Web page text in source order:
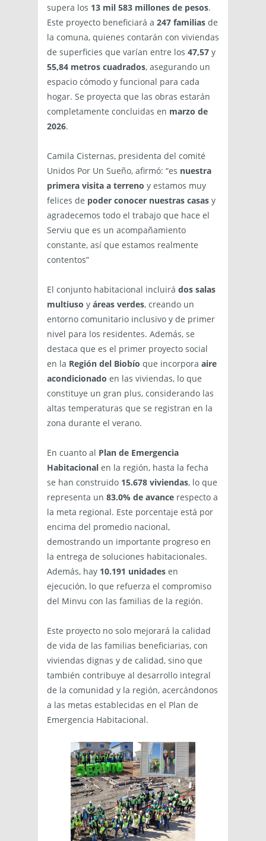
supera los 13 mil 583 millones de pesos.
Este proyecto beneficiará a 247 familias de
la comuna, quienes contarán con viviendas
de superficies que varían entre los 47,57 y
55,84 metros cuadrados, asegurando un
espacio cómodo y funcional para cada
hogar. Se proyecta que las obras estarán
completamente concluidas en marzo de
2026.
Camila Cisternas, presidenta del comité
Unidos Por Un Sueño, afirmó: “es nuestra
primera visita a terreno y estamos muy
felices de poder conocer nuestras casas y
agradecemos todo el trabajo que hace el
Serviu que es un acompañamiento
constante, así que estamos realmente
contentos”
El conjunto habitacional incluirá dos salas
multiuso y áreas verdes, creando un
entorno comunitario inclusivo y de primer
nivel para los residentes. Además, se
destaca que es el primer proyecto social
en la Región del Biobío que incorpora aire
acondicionado en las viviendas, lo que
constituye un gran plus, considerando las
altas temperaturas que se registran en la
zona durante el verano.
En cuanto al Plan de Emergencia
Habitacional en la región, hasta la fecha
se han construido 15.678 viviendas, lo que
representa un 83.0% de avance respecto a
la meta regional. Este porcentaje está por
encima del promedio nacional,
demostrando un importante progreso en
la entrega de soluciones habitacionales.
Además, hay 10.191 unidades en
ejecución, lo que refuerza el compromiso
del Minvu con las familias de la región.
Este proyecto no solo mejorará la calidad
de vida de las familias beneficiarias, con
viviendas dignas y de calidad, sino que
también contribuye al desarrollo integral
de la comunidad y la región, acercándonos
a las metas establecidas en el Plan de
Emergencia Habitacional.